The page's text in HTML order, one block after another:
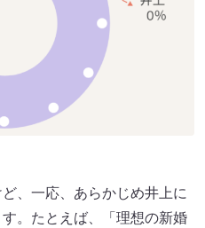
、一応、あらかじめ井上に
。たとえば、「理想の新婚